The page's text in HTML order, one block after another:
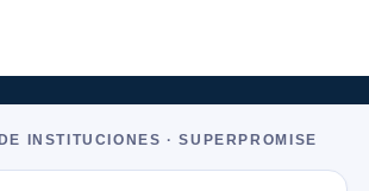
INSTITUCIONES · SUPERPROMISE